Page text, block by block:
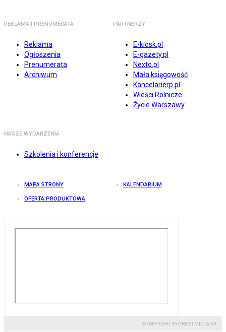
REKLAMA I PRENUMERATA
Reklama
Ogłoszenia
Prenumerata
Archiwum
PARTNERZY
E-kiosk.pl
E-gazety.pl
Nexto.pl
Mała księgowość
Kancelarierp.pl
Wieści Rolnicze
Życie Warszawy
NASZE WYDARZENIA
Szkolenia i konferencje
MAPA STRONY KALENDARIUM
OFERTA PRODUKTOWA
© COPYRIGHT BY GREMI MEDIA SA